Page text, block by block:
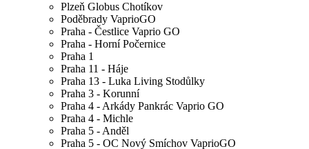
Plzeň Globus Chotíkov
Poděbrady VaprioGO
Praha - Čestlice Vaprio GO
Praha - Horní Počernice
Praha 1
Praha 11 - Háje
Praha 13 - Luka Living Stodůlky
Praha 3 - Korunní
Praha 4 - Arkády Pankrác Vaprio GO
Praha 4 - Michle
Praha 5 - Anděl
Praha 5 - OC Nový Smíchov VaprioGO